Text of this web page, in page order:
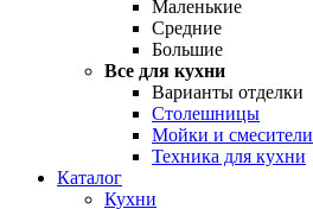
Маленькие
Средние
Большие
Все для кухни
Варианты отделки
Столешницы
Мойки и смесители
Техника для кухни
Каталог
Кухни